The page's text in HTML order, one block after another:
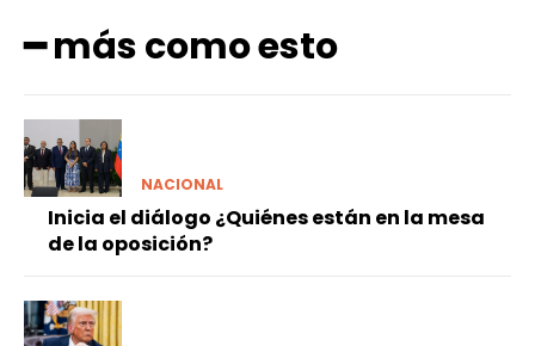
━ más como esto
NACIONAL
Inicia el diálogo ¿Quiénes están en la mesa
de la oposición?